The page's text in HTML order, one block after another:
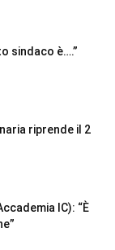
sindaco è….”
riprende il 2
IC): “È